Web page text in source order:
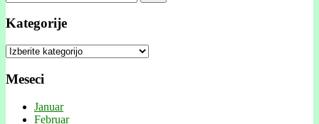
Kategorije
Kategorije
Meseci
Januar
Februar